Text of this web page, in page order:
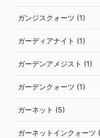
ガンジスクォーツ (1)
ガーディアナイト (1)
ガーデンアメジスト (1)
ガーデンクォーツ (1)
ガーネット (5)
ガーネットインクォーツ